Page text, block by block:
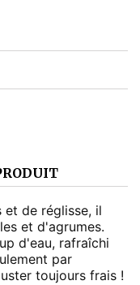
et de réglisse, il
et d'agrumes.
d'eau, rafraîchi
par
toujours frais !